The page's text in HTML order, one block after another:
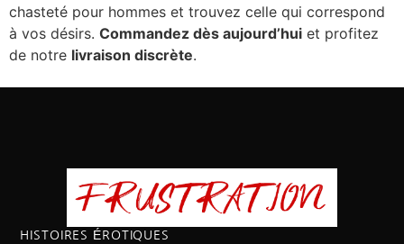
chasteté pour hommes et trouvez celle qui correspond
à vos désirs. Commandez dès aujourd’hui et profitez
de notre livraison discrète.
HISTOIRES ÉROTIQUES